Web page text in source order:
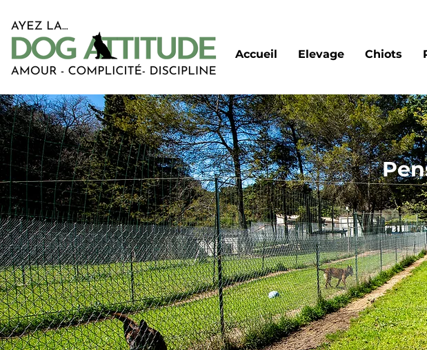
Accueil Elevage Chiots